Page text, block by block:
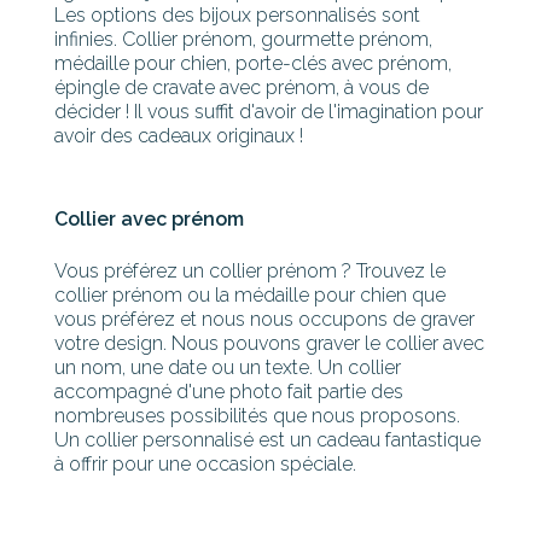
Les options des bijoux personnalisés sont
infinies. Collier prénom, gourmette prénom,
médaille pour chien, porte-clés avec prénom,
épingle de cravate avec prénom, à vous de
décider ! Il vous suffit d'avoir de l'imagination pour
avoir des cadeaux originaux !
Collier avec prénom
Vous préférez un collier prénom ? Trouvez le
collier prénom ou la médaille pour chien que
vous préférez et nous nous occupons de graver
votre design. Nous pouvons graver le collier avec
un nom, une date ou un texte. Un collier
accompagné d'une photo fait partie des
nombreuses possibilités que nous proposons.
Un collier personnalisé est un cadeau fantastique
à offrir pour une occasion spéciale.